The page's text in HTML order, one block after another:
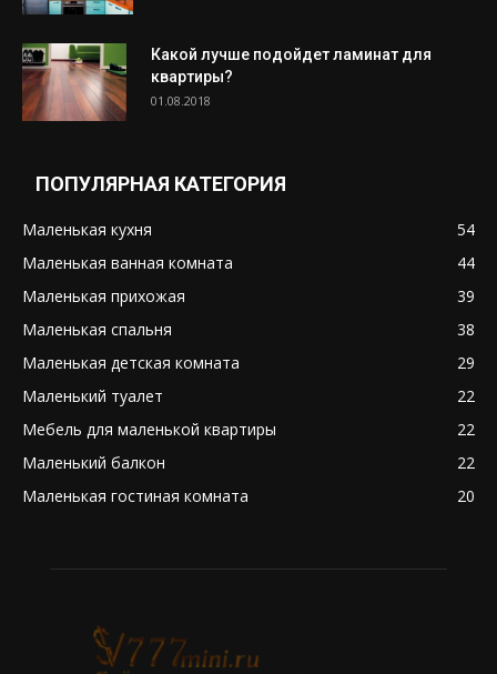
Какой лучше подойдет ламинат для
квартиры?
01.08.2018
ПОПУЛЯРНАЯ КАТЕГОРИЯ
Маленькая кухня
54
Маленькая ванная комната
44
Маленькая прихожая
39
Маленькая спальня
38
Маленькая детская комната
29
Маленький туалет
22
Мебель для маленькой квартиры
22
Маленький балкон
22
Маленькая гостиная комната
20